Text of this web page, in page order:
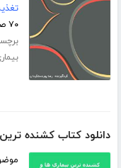
۷۰ صفحه
دانلود کتاب کشنده